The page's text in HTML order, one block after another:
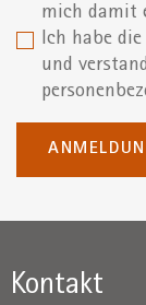
mich damit
Ich habe die
und
Kontakt